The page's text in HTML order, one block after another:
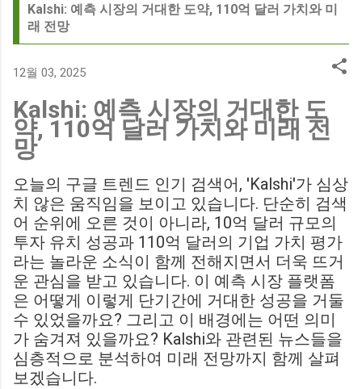
Kalshi: 예측 시장의 거대한 도약, 110억 달러 가치와 미
래 전망
12월 03, 2025
Kalshi: 예측 시장의 거대한 도
약, 110억 달러 가치와 미래 전
망
오늘의 구글 트렌드 인기 검색어, 'Kalshi'가 심상
치 않은 움직임을 보이고 있습니다. 단순히 검색
어 순위에 오른 것이 아니라, 10억 달러 규모의
투자 유치 성공과 110억 달러의 기업 가치 평가
라는 놀라운 소식이 함께 전해지면서 더욱 뜨거
운 관심을 받고 있습니다. 이 예측 시장 플랫폼
은 어떻게 이렇게 단기간에 거대한 성공을 거둘
수 있었을까요? 그리고 이 배경에는 어떤 의미
가 숨겨져 있을까요? Kalshi와 관련된 뉴스들을
심층적으로 분석하여 미래 전망까지 함께 살펴
보겠습니다.